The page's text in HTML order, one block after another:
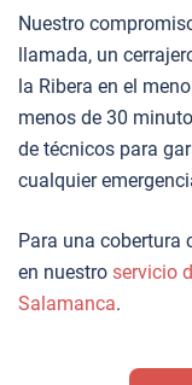
Nuestro
llamada, un
la Ribera en el
menos de 30
de técnicos para
cualquier
Para una cobertura
en nuestro servicio
Salamanca.